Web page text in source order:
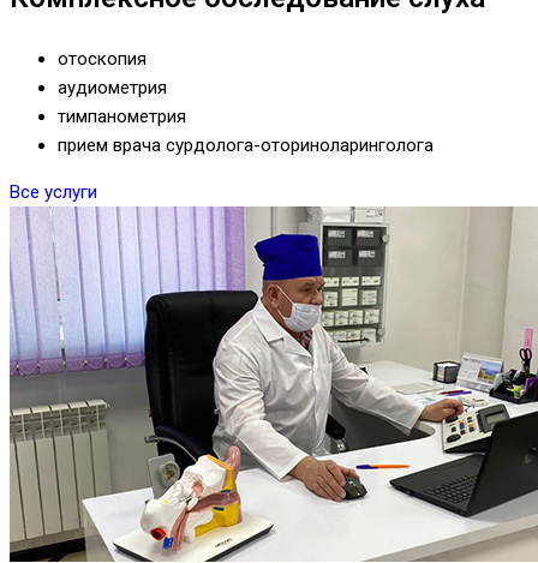
отоскопия
аудиометрия
тимпанометрия
прием врача сурдолога-оториноларинголога
Все услуги